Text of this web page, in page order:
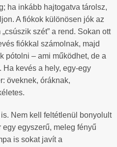
ha inkább hajtogatva tárolsz,
A fiókok különösen jók az
szét” a rend. Sokan ott
fiókkal számolnak, majd
pótolni – ami működhet, de a
Ha kevés a hely, egy-egy
öveknek, óráknak,
Nem kell feltétlenül bonyolult
egyszerű, meleg fényű
is sokat javít a